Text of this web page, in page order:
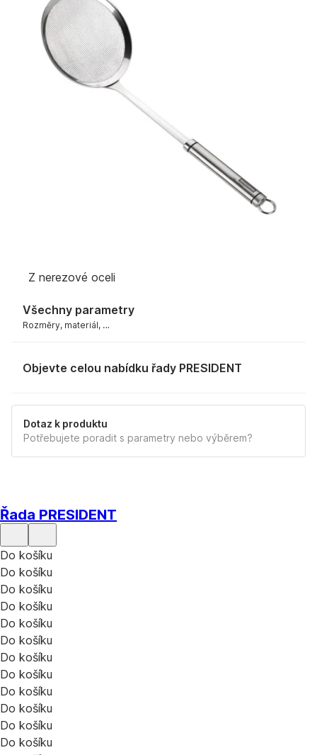
Z nerezové oceli
Všechny parametry
Rozměry, materiál, …
Objevte celou nabídku řady PRESIDENT
Dotaz k produktu
Potřebujete poradit s parametry nebo výběrem?
Řada PRESIDENT
Do košíku
Do košíku
Do košíku
Do košíku
Do košíku
Do košíku
Do košíku
Do košíku
Do košíku
Do košíku
Do košíku
Do košíku